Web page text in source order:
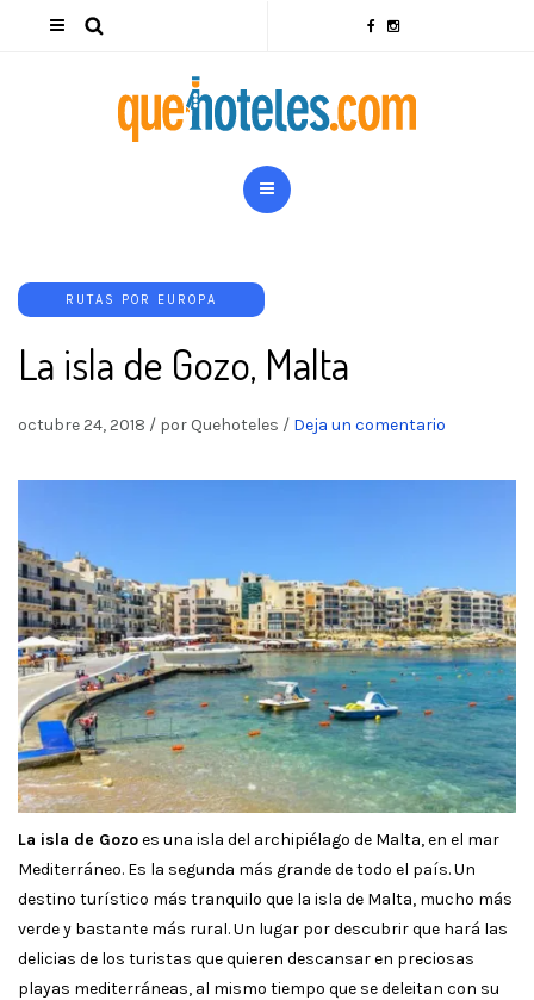
RUTAS POR EUROPA
La isla de Gozo, Malta
octubre 24, 2018 / por Quehoteles / Deja un comentario
La isla de Gozoes una isla del archipiélago de Malta, en el mar
Mediterráneo. Es la segunda más grande de todo el país. Un
destino turístico más tranquilo que la isla de Malta, mucho más
verde y bastante más rural. Un lugar por descubrir que hará las
delicias de los turistas que quieren descansar en preciosas
playas mediterráneas, al mismo tiempo que se deleitan con su